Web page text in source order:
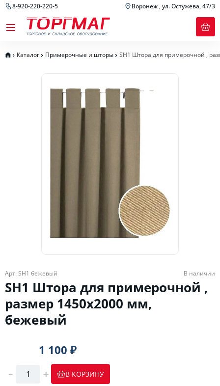
8-920-220-220-5 Воронеж , ул. Остужева, 47/3
Каталог Примерочные и шторы SH1 Штора для примерочной ,
Арт. SH1 бежевый В наличии
SH1 Штора для примерочной ,
размер 1450х2000 мм,
бежевый
1 100 ₽
В КОРЗИНУ